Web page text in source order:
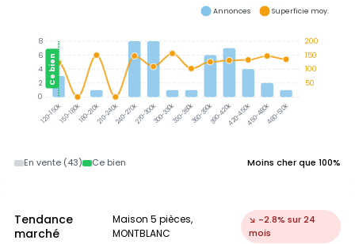
120-150k150-180k180-210k210-240k240-270k270-300k300-330k330-360k360-390k390-420k420-450k450-480k480-510k
Ce bien
200
150
100
50
8
6
4
2
0
Annonces Superficie moy.
En vente (43) Ce bien Moins cher que 100%
Tendance
marché
Maison 5 pièces,
MONTBLANC
↘ -2.8% sur 24
mois